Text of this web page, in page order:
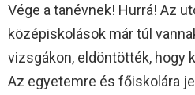
Vége a tanévnek! Hurrá! Az
középiskolások már túl
vizsgákon, eldöntötték, hogy
Az egyetemre és főiskolára